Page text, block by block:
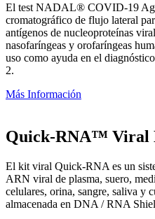
El test NADAL® COVID-19 Ag
cromatográfico de flujo lateral
antígenos de nucleoproteínas
nasofaríngeas y orofaríngeas
uso como ayuda en el
2.
Más Información
Quick-RNA™ Viral
El kit viral Quick-RNA es un
ARN viral de plasma, suero,
celulares, orina, sangre, saliva y
almacenada en DNA / RNA